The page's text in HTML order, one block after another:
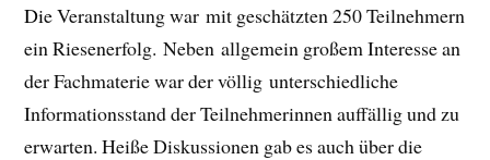
Die Veranstaltung war mit geschätzten 250 Teilnehmern
ein Riesenerfolg. Neben allgemein großem Interesse an
der Fachmaterie war der völlig unterschiedliche
Informationsstand der Teilnehmerinnen auffällig und zu
erwarten. Heiße Diskussionen gab es auch über die